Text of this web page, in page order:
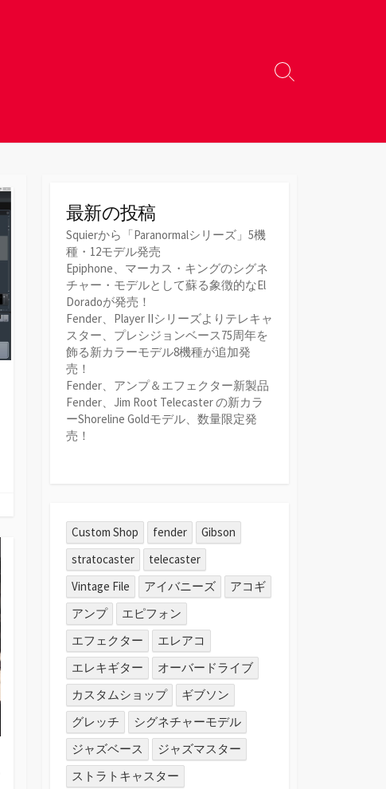
検
替
最新の投稿
Squierから「Paranormalシリーズ」5機
種・12モデル発売
Epiphone、マーカス・キングのシグネ
チャー・モデルとして蘇る象徴的なEl
Doradoが発売！
Fender、Player IIシリーズよりテレキャ
スター、プレシジョンベース75周年を
飾る新カラーモデル8機種が追加発
売！
Fender、アンプ＆エフェクター新製品
Fender、Jim Root Telecaster の新カラ
ーShoreline Goldモデル、数量限定発
売！
Custom Shop fender
Gibson
stratocaster
telecaster
Vintage File
アイバニーズ
アコギ
アンプ
エピフォン
エフェクター
エレアコ
エレキギター
オーバードライブ
カスタムショップ
ギブソン
グレッチ
シグネチャーモデル
ジャズベース
ジャズマスター
ストラトキャスター